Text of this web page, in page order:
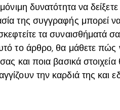
δυνατότητα να
της συγγραφής μπορεί
τα συναισθήματά
το άρθρο, θα μάθετε πώς
και ποια βασικά
την καρδιά της και